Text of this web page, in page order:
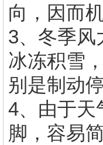
向，因而
3、冬季风
冰冻积雪
别是制动
4、由于天
脚，容易